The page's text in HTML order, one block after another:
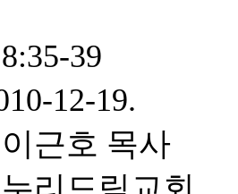
39
12-19.
근호 목사